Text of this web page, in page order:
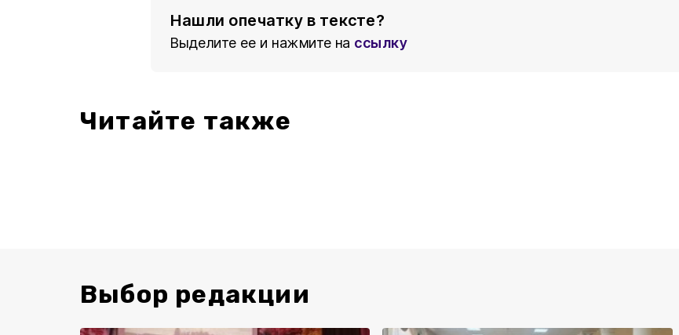
Нашли опечатку в тексте?
Выделите ее и нажмите на ссылку
Читайте также
Выбор редакции